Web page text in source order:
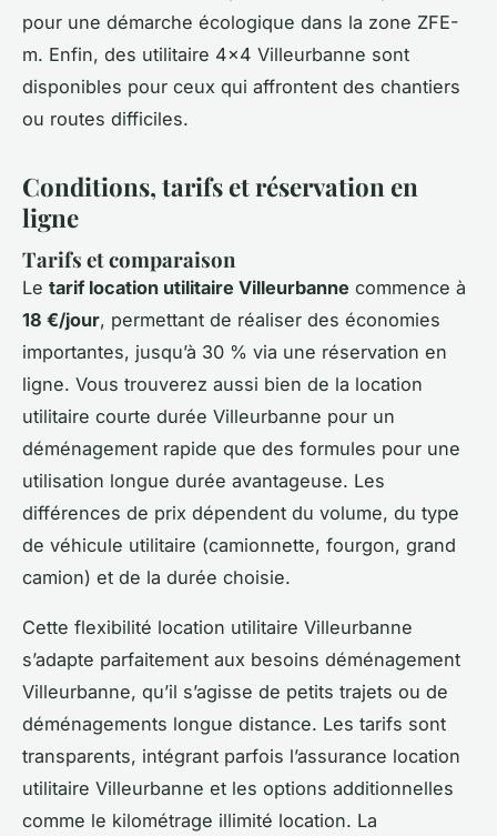
pour une démarche écologique dans la zone ZFE-
m. Enfin, des utilitaire 4x4 Villeurbanne sont
disponibles pour ceux qui affrontent des chantiers
ou routes difficiles.
Conditions, tarifs et réservation en
ligne
Tarifs et comparaison
Le tarif location utilitaire Villeurbanne commence à
18 €/jour, permettant de réaliser des économies
importantes, jusqu’à 30 % via une réservation en
ligne. Vous trouverez aussi bien de la location
utilitaire courte durée Villeurbanne pour un
déménagement rapide que des formules pour une
utilisation longue durée avantageuse. Les
différences de prix dépendent du volume, du type
de véhicule utilitaire (camionnette, fourgon, grand
camion) et de la durée choisie.
Cette flexibilité location utilitaire Villeurbanne
s’adapte parfaitement aux besoins déménagement
Villeurbanne, qu’il s’agisse de petits trajets ou de
déménagements longue distance. Les tarifs sont
transparents, intégrant parfois l’assurance location
utilitaire Villeurbanne et les options additionnelles
comme le kilométrage illimité location. La